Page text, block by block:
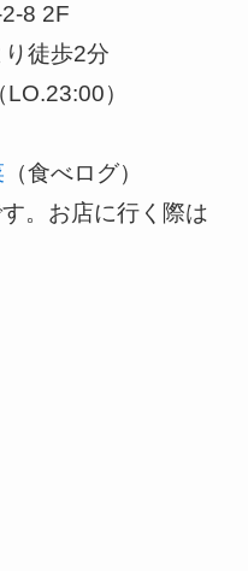
8 2F
徒歩2分
）
（食べログ）
。お店に行く際は